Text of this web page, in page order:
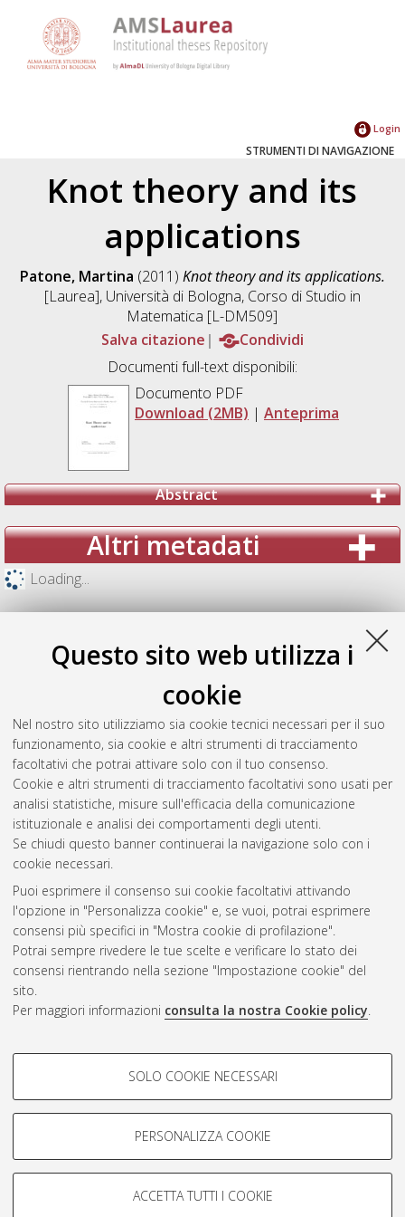
Questo sito web utilizza i
cookie
Nel nostro sito utilizziamo sia cookie tecnici necessari per il suo
funzionamento, sia cookie e altri strumenti di tracciamento
facoltativi che potrai attivare solo con il tuo consenso.
Cookie e altri strumenti di tracciamento facoltativi sono usati per
analisi statistiche, misure sull'efficacia della comunicazione
istituzionale e analisi dei comportamenti degli utenti.
Se chiudi questo banner continuerai la navigazione solo con i
cookie necessari.
Puoi esprimere il consenso sui cookie facoltativi attivando
l'opzione in "Personalizza cookie" e, se vuoi, potrai esprimere
consensi più specifici in "Mostra cookie di profilazione".
Potrai sempre rivedere le tue scelte e verificare lo stato dei
consensi rientrando nella sezione "Impostazione cookie" del
sito.
Per maggiori informazioni consulta la nostra Cookie policy.
COOKIE DI PROFILAZIONE -
Si tratta di cookie utilizzati per analizzare le caratteristiche della
navigazione degli utenti, creare profili in base al loro comportamento
Mostra cookie di profilazione
SOLO COOKIE NECESSARI
PERSONALIZZA COOKIE
ACCETTA TUTTI I COOKIE
Login
STRUMENTI DI NAVIGAZIONE
Knot theory and its
applications
Patone, Martina (2011) Knot theory and its applications.
[Laurea], Università di Bologna, Corso di Studio in
Matematica [L-DM509]
Salva citazione
Condividi
Documenti full-text disponibili:
Documento PDF
Download (2MB) | Anteprima
Abstract
Altri metadati
Loading...
Gestione del documento:
Atom
Rss 1.0
Rss 2.0
AMS Laurea
Impostazioni Cookie
Informativa sulla privacy
Condizioni d’uso del sito